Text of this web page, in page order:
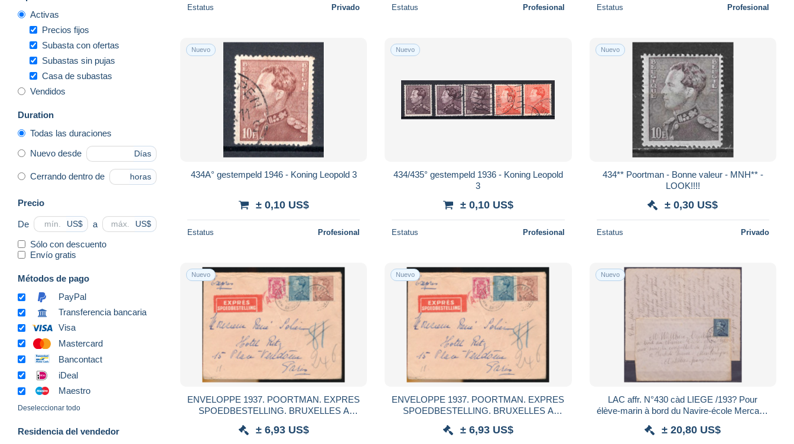
Activas
Precios fijos
Subasta con ofertas
Subastas sin pujas
Casa de subastas
Vendidos
Duration
Todas las duraciones
Nuevo desde Días
Cerrando dentro de horas
Precio
De US$ a US$
Sólo con descuento
Envío gratis
Métodos de pago
PayPal
Transferencia bancaria
Visa
Mastercard
Bancontact
iDeal
Maestro
Deseleccionar todo
Residencia del vendedor
Estatus Privado Estatus Profesional Estatus Profesional
Nuevo
434A° gestempeld 1946 - Koning Leopold 3
± 0,10 US$
Estatus Profesional
Nuevo
434/435° gestempeld 1936 - Koning Leopold
3
± 0,10 US$
Estatus Profesional
Nuevo
434** Poortman - Bonne valeur - MNH** -
LOOK!!!!
± 0,30 US$
Estatus Privado
Nuevo
ENVELOPPE 1937. POORTMAN. EXPRES
SPOEDBESTELLING. BRUXELLES A
± 6,93 US$
Nuevo
ENVELOPPE 1937. POORTMAN. EXPRES
SPOEDBESTELLING. BRUXELLES A
± 6,93 US$
Nuevo
LAC affr. N°430 càd LIEGE /193? Pour
élève-marin à bord du Navire-école Mercator
± 20,80 US$